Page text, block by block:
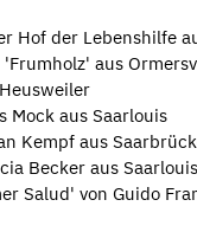
Hof der Lebenshilfe
aus
Mock aus Saarlouis
Kempf aus
Becker aus Saarlouis
Salud' von Guido